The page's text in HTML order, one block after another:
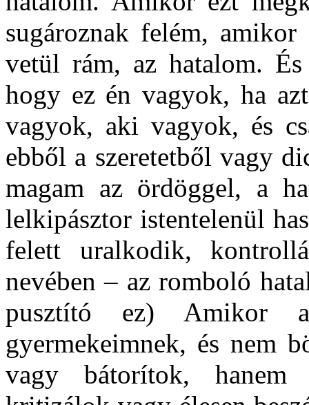
sugároznak felém,
vetül rám, az hatalom.
hogy ez én vagyok, ha
vagyok, aki vagyok, és
ebből a szeretetből vagy
magam az ördöggel, a
lelkipásztor istentelenül
felett uralkodik,
nevében – az romboló
pusztító ez) Amikor
gyermekeimnek, és nem
vagy bátorítok, hanem